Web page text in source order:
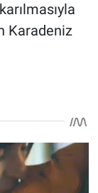
Karadeniz